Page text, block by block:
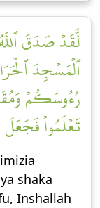
لَّقَدۡ صَدَقَ
ٱلۡمَسۡجِدَ
رُءُوسَكُمۡ
تَعۡلَمُواْ
shaka
Inshallah